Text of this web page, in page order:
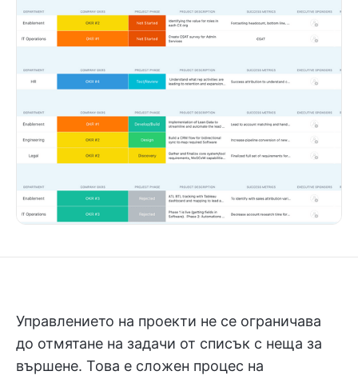
Управлението на проекти не се ограничава
до отмятане на задачи от списък с неща за
вършене. Това е сложен процес на